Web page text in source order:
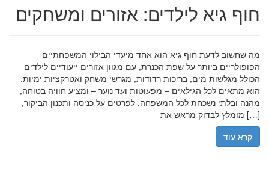
חוף גיא לילדים: אזורים ומשחקים
מה שחשוב לדעת חוף גיא הוא אחד מיעדי הבילוי המשפחתיים
הפופולריים ביותר על שפת הכנרת, עם מגוון אזורים ייעודיים לילדים
הכולל מגלשות מים, בריכות רדודות, מגרשי משחק ואטרקציות ימיות.
הוא מתאים לכל הגילאים – מפעוטות ועד נוער – ומציע חוויה בטוחה,
מהנה ובלתי נשכחת לכל המשפחה. לפרטים על כניסה ותכנון הביקור,
מומלץ לבדוק מראש את […]
קרא עוד